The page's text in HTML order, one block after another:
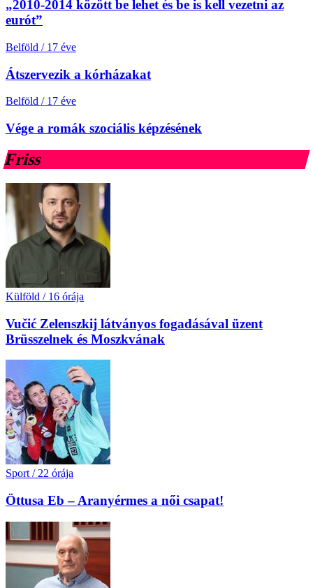
„2010-2014 között be lehet és be is kell vezetni az
eurót”
Belföld / 17 éve
Átszervezik a kórházakat
Belföld / 17 éve
Vége a romák szociális képzésének
Friss
Külföld / 16 órája
Vučić Zelenszkij látványos fogadásával üzent
Brüsszelnek és Moszkvának
Sport / 22 órája
Öttusa Eb – Aranyérmes a női csapat!